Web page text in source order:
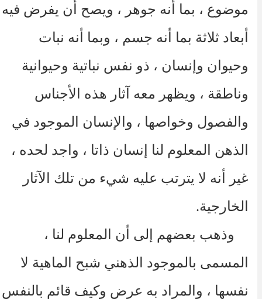
موضوع ، بما أنه جوهر ، ويصح أن يفرض فيه
أبعاد ثلاثة بما أنه جسم ، وبما أنه نبات
وحيوان وإنسان ، ذو نفس نباتية وحيوانية
وناطقة ، ويظهر معه آثار هذه الأجناس
والفصول وخواصها ، والإنسان الموجود في
الذهن المعلوم لنا إنسان ذاتا ، واجد لحده ،
غير أنه لا يترتب عليه شيء من تلك الآثار
الخارجية.
وذهب بعضهم إلى أن المعلوم لنا ،
المسمى بالموجود الذهني شبح الماهية لا
نفسها ، والمراد به عرض وكيف قائم بالنفس